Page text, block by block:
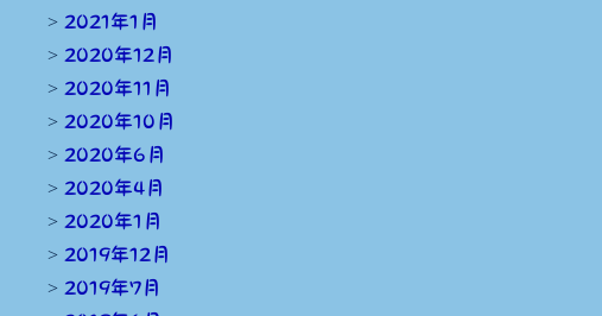
2021年1月
2020年12月
2020年11月
2020年10月
2020年6月
2020年4月
2020年1月
2019年12月
2019年7月